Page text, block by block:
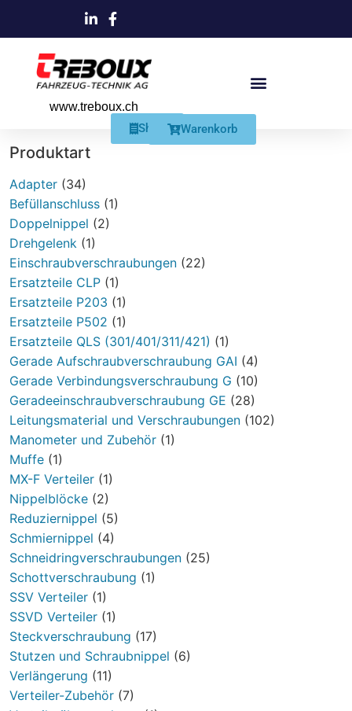
www.treboux.ch
Shop Warenkorb
Produktart
Adapter (34)
Befüllanschluss (1)
Doppelnippel (2)
Drehgelenk (1)
Einschraubverschraubungen (22)
Ersatzteile CLP (1)
Ersatzteile P203 (1)
Ersatzteile P502 (1)
Ersatzteile QLS (301/401/311/421) (1)
Gerade Aufschraubverschraubung GAI (4)
Gerade Verbindungsverschraubung G (10)
Geradeeinschraubverschraubung GE (28)
Leitungsmaterial und Verschraubungen (102)
Manometer und Zubehör (1)
Muffe (1)
MX-F Verteiler (1)
Nippelblöcke (2)
Reduziernippel (5)
Schmiernippel (4)
Schneidringverschraubungen (25)
Schottverschraubung (1)
SSV Verteiler (1)
SSVD Verteiler (1)
Steckverschraubung (17)
Stutzen und Schraubnippel (6)
Verlängerung (11)
Verteiler-Zubehör (7)